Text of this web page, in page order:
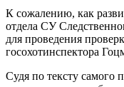
К сожалению, как
отдела СУ
для проведения
госохотинспектора
Судя по тексту самого